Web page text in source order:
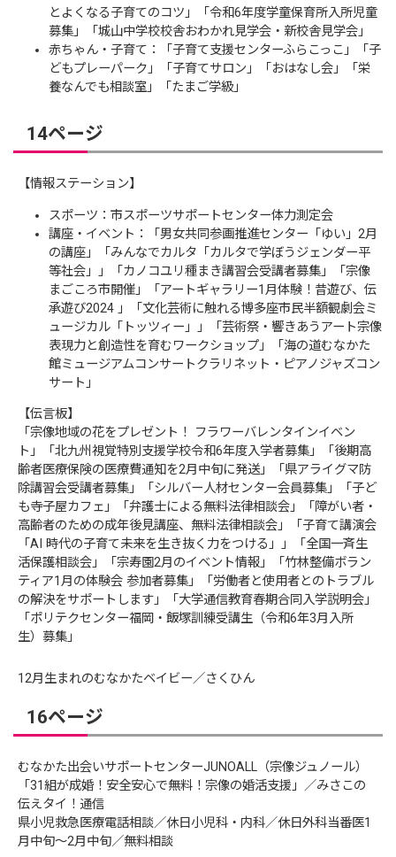
とよくなる子育てのコツ」「令和6年度学童保育所入所児童
募集」「城山中学校校舎おわかれ見学会・新校舎見学会」
赤ちゃん・子育て：「子育て支援センターふらこっこ」「子
どもプレーパーク」「子育てサロン」「おはなし会」「栄
養なんでも相談室」「たまご学級」
14ページ
【情報ステーション】
スポーツ：市スポーツサポートセンター体力測定会
講座・イベント：「男女共同参画推進センター「ゆい」2月
の講座」「みんなでカルタ「カルタで学ぼうジェンダー平
等社会」」「カノコユリ種まき講習会受講者募集」「宗像
まごころ市開催」「アートギャラリー1月体験！昔遊び、伝
承遊び2024 」「文化芸術に触れる博多座市民半額観劇会ミ
ュージカル「トッツィー」」「芸術祭・響きあうアート宗像
表現力と創造性を育むワークショップ」「海の道むなかた
館ミュージアムコンサートクラリネット・ピアノジャズコン
サート」
【伝言板】
「宗像地域の花をプレゼント！ フラワーバレンタインイベン
ト」「北九州視覚特別支援学校令和6年度入学者募集」「後期高
齢者医療保険の医療費通知を2月中旬に発送」「県アライグマ防
除講習会受講者募集」「シルバー人材センター会員募集」「子ど
も寺子屋カフェ」「弁護士による無料法律相談会」「障がい者・
高齢者のための成年後見講座、無料法律相談会」「子育て講演会
「AI 時代の子育て未来を生き抜く力をつける」」「全国一斉生
活保護相談会」「宗寿園2月のイベント情報」「竹林整備ボラン
ティア1月の体験会 参加者募集」「労働者と使用者とのトラブル
の解決をサポートします」「大学通信教育春期合同入学説明会」
「ポリテクセンター福岡・飯塚訓練受講生（令和6年3月入所
生）募集」
12月生まれのむなかたベイビー／さくひん
16ページ
むなかた出会いサポートセンターJUNOALL（宗像ジュノール）
「31組が成婚！安全安心で無料！宗像の婚活支援」／みさこの
伝えタイ！通信
県小児救急医療電話相談／休日小児科・内科／休日外科当番医1
月中旬～2月中旬／無料相談